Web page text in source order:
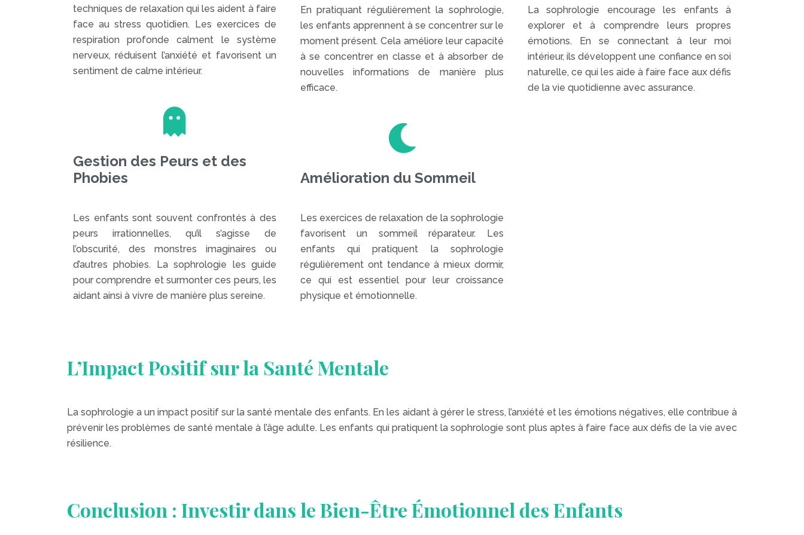
techniques de relaxation qui les aident à faire
face au stress quotidien. Les exercices de
respiration profonde calment le système
nerveux, réduisent l’anxiété et favorisent un
sentiment de calme intérieur.
Gestion des Peurs et des
Phobies
Les enfants sont souvent confrontés à des
peurs irrationnelles, qu’il s’agisse de
l’obscurité, des monstres imaginaires ou
d’autres phobies. La sophrologie les guide
pour comprendre et surmonter ces peurs, les
aidant ainsi à vivre de manière plus sereine.
En pratiquant régulièrement la sophrologie,
les enfants apprennent à se concentrer sur le
moment présent. Cela améliore leur capacité
à se concentrer en classe et à absorber de
nouvelles informations de manière plus
efficace.
Amélioration du Sommeil
Les exercices de relaxation de la sophrologie
favorisent un sommeil réparateur. Les
enfants qui pratiquent la sophrologie
régulièrement ont tendance à mieux dormir,
ce qui est essentiel pour leur croissance
physique et émotionnelle.
La sophrologie encourage les enfants à
explorer et à comprendre leurs propres
émotions. En se connectant à leur moi
intérieur, ils développent une confiance en soi
naturelle, ce qui les aide à faire face aux défis
de la vie quotidienne avec assurance.
L’Impact Positif sur la Santé Mentale
La sophrologie a un impact positif sur la santé mentale des enfants. En les aidant à gérer le stress, l’anxiété et les émotions négatives, elle contribue à
prévenir les problèmes de santé mentale à l’âge adulte. Les enfants qui pratiquent la sophrologie sont plus aptes à faire face aux défis de la vie avec
résilience.
Conclusion : Investir dans le Bien-Être Émotionnel des Enfants